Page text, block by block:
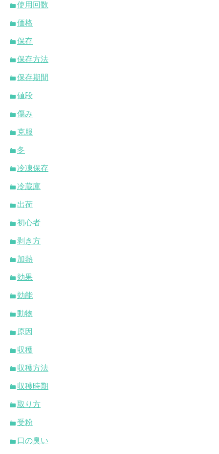
使用回数
価格
保存
保存方法
保存期間
値段
傷み
克服
冬
冷凍保存
冷蔵庫
出荷
初心者
剥き方
加熱
効果
効能
動物
原因
収穫
収穫方法
収穫時期
取り方
受粉
口の臭い